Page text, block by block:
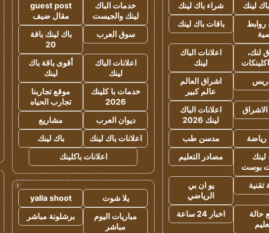
لينك
شراء باك لينك
روابط
باقات باك لينك
لنك،
اعلانات الباك
لينك
اشراق العالم
عالم كبير
اعلانات الباك
لينك 2026
رياضة
مدسن طب
لينك
بوست
مصادر التعليم
تقنية
يو ان بي
الرياضي
حالة
اخبار 24 ساعة
خدمات الباك
لينك والجيست
guest post
مقال ضيف
سوق العرب
باك لينك باقة
20
اعلانات الباك
لينك
أقوى باقة باك
لينك
خدمات با كلينك
2026
موقع تجاربنا
تجارب الحياه
ديوان العرب
مشاريع
اعلانات باك لينك
باك لينك
اعلانات باكلينك
!
يلا شوت
yalla shoot
مباريات اليوم
مباشر
برشلونة مباشر